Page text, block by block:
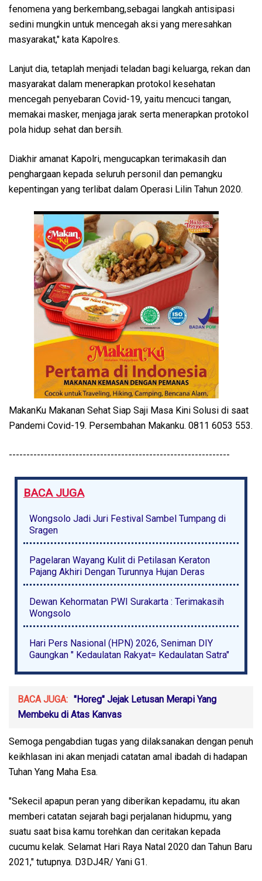
fenomena yang berkembang,sebagai langkah antisipasi
sedini mungkin untuk mencegah aksi yang meresahkan
masyarakat," kata Kapolres.
Lanjut dia, tetaplah menjadi teladan bagi keluarga, rekan dan
masyarakat dalam menerapkan protokol kesehatan
mencegah penyebaran Covid-19, yaitu mencuci tangan,
memakai masker, menjaga jarak serta menerapkan protokol
pola hidup sehat dan bersih.
Diakhir amanat Kapolri, mengucapkan terimakasih dan
penghargaan kepada seluruh personil dan pemangku
kepentingan yang terlibat dalam Operasi Lilin Tahun 2020.
MakanKu Makanan Sehat Siap Saji Masa Kini Solusi di saat
Pandemi Covid-19. Persembahan Makanku. 0811 6053 553.
---------------------------------------------------------------
BACA JUGA
Wongsolo Jadi Juri Festival Sambel Tumpang di
Sragen
Pagelaran Wayang Kulit di Petilasan Keraton
Pajang Akhiri Dengan Turunnya Hujan Deras
Dewan Kehormatan PWI Surakarta : Terimakasih
Wongsolo
Hari Pers Nasional (HPN) 2026, Seniman DIY
Gaungkan " Kedaulatan Rakyat= Kedaulatan Satra"
BACA JUGA: "Horeg" Jejak Letusan Merapi Yang
Membeku di Atas Kanvas
Semoga pengabdian tugas yang dilaksanakan dengan penuh
keikhlasan ini akan menjadi catatan amal ibadah di hadapan
Tuhan Yang Maha Esa.
"Sekecil apapun peran yang diberikan kepadamu, itu akan
memberi catatan sejarah bagi perjalanan hidupmu, yang
suatu saat bisa kamu torehkan dan ceritakan kepada
cucumu kelak. Selamat Hari Raya Natal 2020 dan Tahun Baru
2021," tutupnya. D3DJ4R/ Yani G1.